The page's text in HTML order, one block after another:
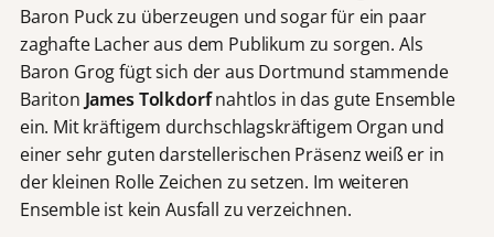
Baron Puck zu überzeugen und sogar für ein paar
zaghafte Lacher aus dem Publikum zu sorgen. Als
Baron Grog fügt sich der aus Dortmund stammende
Bariton James Tolkdorfnahtlos in das gute Ensemble
ein. Mit kräftigem durchschlagskräftigem Organ und
einer sehr guten darstellerischen Präsenz weiß er in
der kleinen Rolle Zeichen zu setzen. Im weiteren
Ensemble ist kein Ausfall zu verzeichnen.